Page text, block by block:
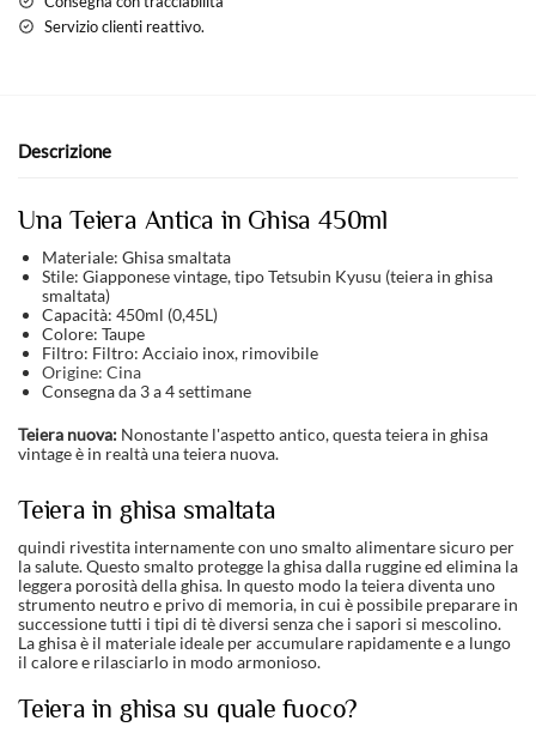
Servizio clienti reattivo.
Descrizione
Una Teiera Antica in Ghisa 450ml
Materiale: Ghisa smaltata
Stile: Giapponese vintage, tipo Tetsubin Kyusu (teiera in ghisa
smaltata)
Capacità: 450ml (0,45L)
Colore: Taupe
Filtro: Filtro: Acciaio inox, rimovibile
Origine: Cina
Consegna da 3 a 4 settimane
Teiera nuova: Nonostante l'aspetto antico, questa teiera in ghisa
vintage è in realtà una teiera nuova.
Teiera in ghisa smaltata
quindi rivestita internamente con uno smalto alimentare sicuro per
la salute. Questo smalto protegge la ghisa dalla ruggine ed elimina la
leggera porosità della ghisa. In questo modo la teiera diventa uno
strumento neutro e privo di memoria, in cui è possibile preparare in
successione tutti i tipi di tè diversi senza che i sapori si mescolino.
La ghisa è il materiale ideale per accumulare rapidamente e a lungo
il calore e rilasciarlo in modo armonioso.
Teiera in ghisa su quale fuoco?